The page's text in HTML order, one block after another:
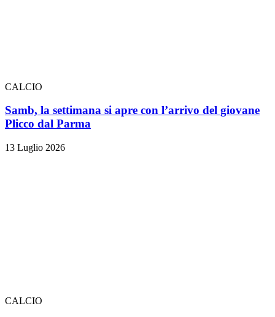
CALCIO
Samb, la settimana si apre con l’arrivo del giovane
Plicco dal Parma
13 Luglio 2026
CALCIO